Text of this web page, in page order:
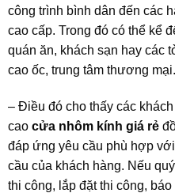
công trình bình dân đến các
cao cấp. Trong đó có thể kể
quán ăn, khách sạn hay các
cao ốc, trung tâm thương mại.
– Điều đó cho thấy các
cao cửa nhôm kính giá rẻ
đáp ứng yêu cầu phù hợp
cầu của khách hàng. Nếu
thi công, lắp đặt thi công,